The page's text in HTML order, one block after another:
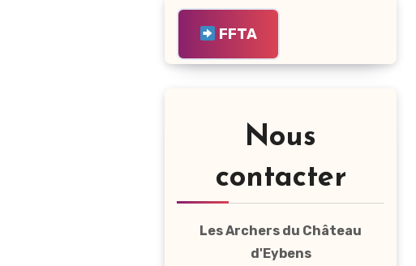
FFTA
Nous
contacter
Les Archers du Château
d'Eybens